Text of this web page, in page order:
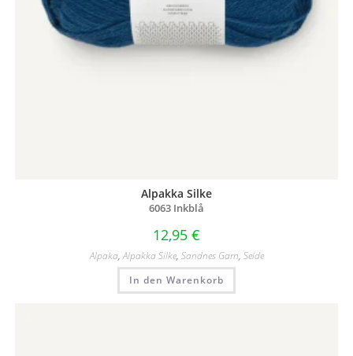
Alpakka Silke
6063 Inkblå
12,95 €
Alpaka,Alpakka Silke, Sandnes Garn, Seide
In den Warenkorb